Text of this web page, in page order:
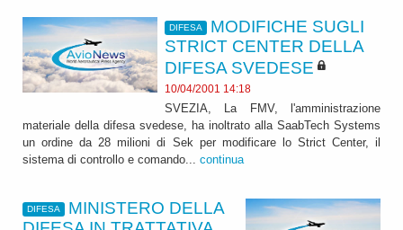
DIFESA
MODIFICHE SUGLI
STRICT CENTER DELLA
DIFESA SVEDESE
10/04/2001 14:18
SVEZIA, La FMV, l'amministrazione
materiale della difesa svedese, ha inoltrato alla SaabTech Systems
un ordine da 28 milioni di Sek per modificare lo Strict Center, il
sistema di controllo e comando... continua
DIFESA
MINISTERO DELLA